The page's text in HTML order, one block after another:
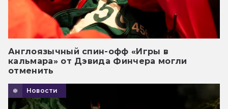
Англоязычный спин-офф «Игры в
кальмара» от Дэвида Финчера могли
отменить
Новости